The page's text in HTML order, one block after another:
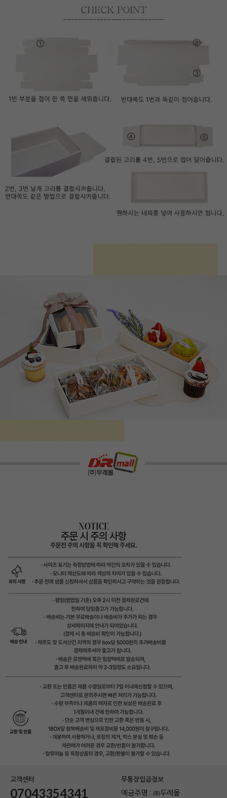
고객센터
07043354341
무통장입금정보
예금주명 : ㈜두레몰